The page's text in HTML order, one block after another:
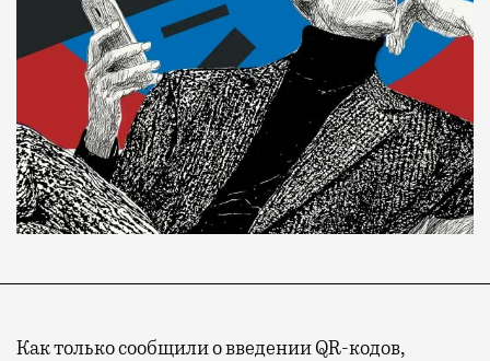
Как только сообщили о введении QR-кодов,